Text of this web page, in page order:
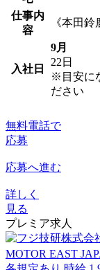
仕事内
容
《本田
入社日
9月
22日
※目安に
ださい
無料電話で
応募
応募へ進む
詳しく
見る
プレミア求人